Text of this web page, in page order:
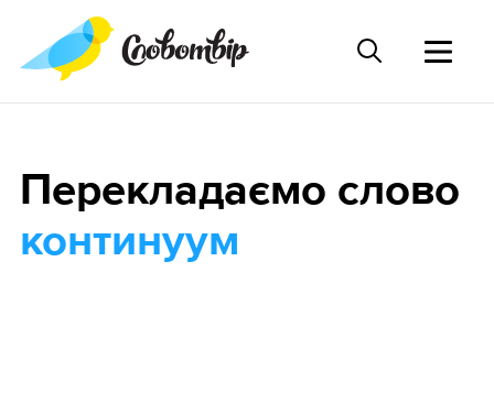
Перекладаємо слово
континуум